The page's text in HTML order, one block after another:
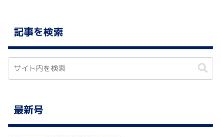
記事を検索
最新号